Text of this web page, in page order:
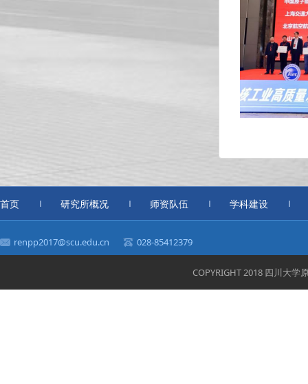
首页 研究所概况 师资队伍 学科建设
renpp2017@scu.edu.cn 028-85412379
COPYRIGHT 2018 四川大学